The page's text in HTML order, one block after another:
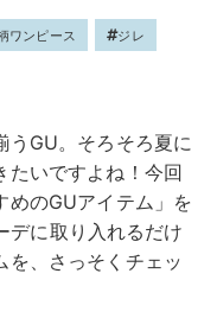
ワンピース ジレ
うGU。そろそろ夏に
たいですよね！今回
めのGUアイテム」を
デに取り入れるだけ
を、さっそくチェッ